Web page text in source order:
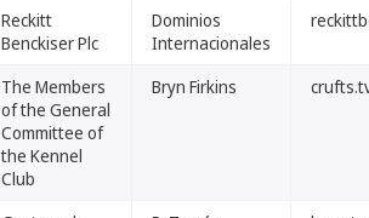
Reckitt
Benckiser Plc
Dominios
Internacionales
The Members
of the General
Committee of
the Kennel
Club
Bryn Firkins